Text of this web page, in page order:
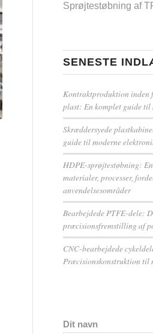
Sprøjtestøbning af
SENESTE
Kontraktproduktion inden
plast: En komplet guide til
Skræddersyede
guide til moderne
HDPE-sprøjtestøbning:
materialer, processer,
anvendelsesområder
Bearbejdede PTFE-dele:
præcisionsfremstilling af
CNC-bearbejdede
Præcisionskonstruktion til
Dit navn